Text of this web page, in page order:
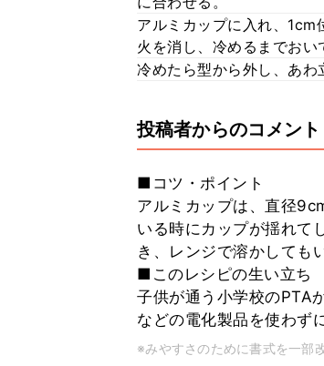
アルミカップに入れ、1cm
火を消し、冷めるまでおい
冷めたら型から外し、あわ
投稿者からのコメント
■コツ・ポイント
アルミカップは、直径
いる時にカップが揺れて
き、レンジで溶かしても
■このレシピの生い立ち
子供が通う小学校のPTA
などの電化製品を使わず
※みやすさのために書式を一部